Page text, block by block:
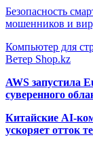
Безопасность
мошенников и
Компьютер для
Ветер Shop.kz
AWS запустила
суверенного
Китайские AI-
ускоряет отток